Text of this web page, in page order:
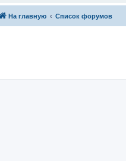
На главную Список форумов